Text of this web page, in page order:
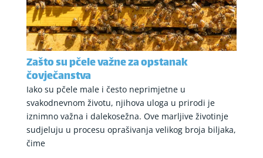
Zašto su pčele važne za opstanak
čovječanstva
Iako su pčele male i često neprimjetne u
svakodnevnom životu, njihova uloga u prirodi je
iznimno važna i dalekosežna. Ove marljive životinje
sudjeluju u procesu oprašivanja velikog broja biljaka,
čime